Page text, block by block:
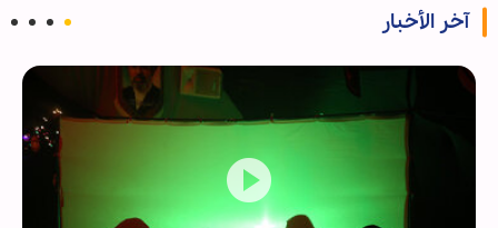
آخر الأخبار